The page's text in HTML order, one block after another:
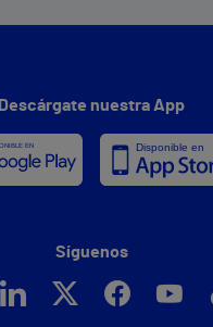
Descárgate nuestra App
Síguenos